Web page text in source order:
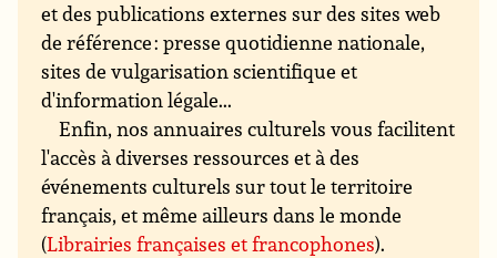
et des publications externes sur des sites web
de référence : presse quotidienne nationale,
sites de vulgarisation scientifique et
d'information légale...
Enfin, nos annuaires culturels vous facilitent
l'accès à diverses ressources et à des
événements culturels sur tout le territoire
français, et même ailleurs dans le monde
(Librairies françaises et francophones).